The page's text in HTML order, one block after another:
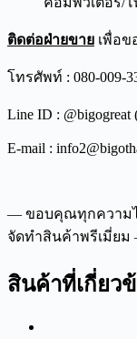
ติดต่อฝ่ายขาย เพื่อข
โทรศัพท์ : 080-009-
Line ID :
E-mail :
— ขอบคุณทุกความไ
จัดทำสินค้าพรีเมี่ย
สินค้าที่เกี่ยว